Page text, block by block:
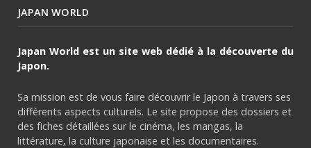
JAPAN WORLD
Japan World est un site web dédié à la découverte du
Japon.
Sa mission est de vous faire découvrir le Japon à travers ses
différents aspects culturels. Le site propose des dossiers et
des fiches détaillées sur le cinéma, les mangas, la
littérature, la culture japonaise et les documentaires.